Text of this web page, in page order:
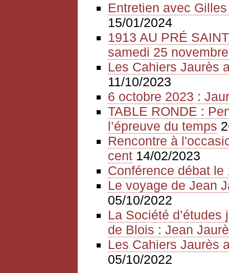
Entretien avec
15/01/2024
1913 AU PRÉ
samedi 25
Les Cahiers Jaurès
11/10/2023
6 octobre 2023 :
TABLE RONDE :
l’épreuve du temps
Rencontre à
cent 14/02/2023
Conférence débat
Le voyage de Jean
05/10/2022
La Société
de Blois : Jean
Les Cahiers Jaurès
05/10/2022